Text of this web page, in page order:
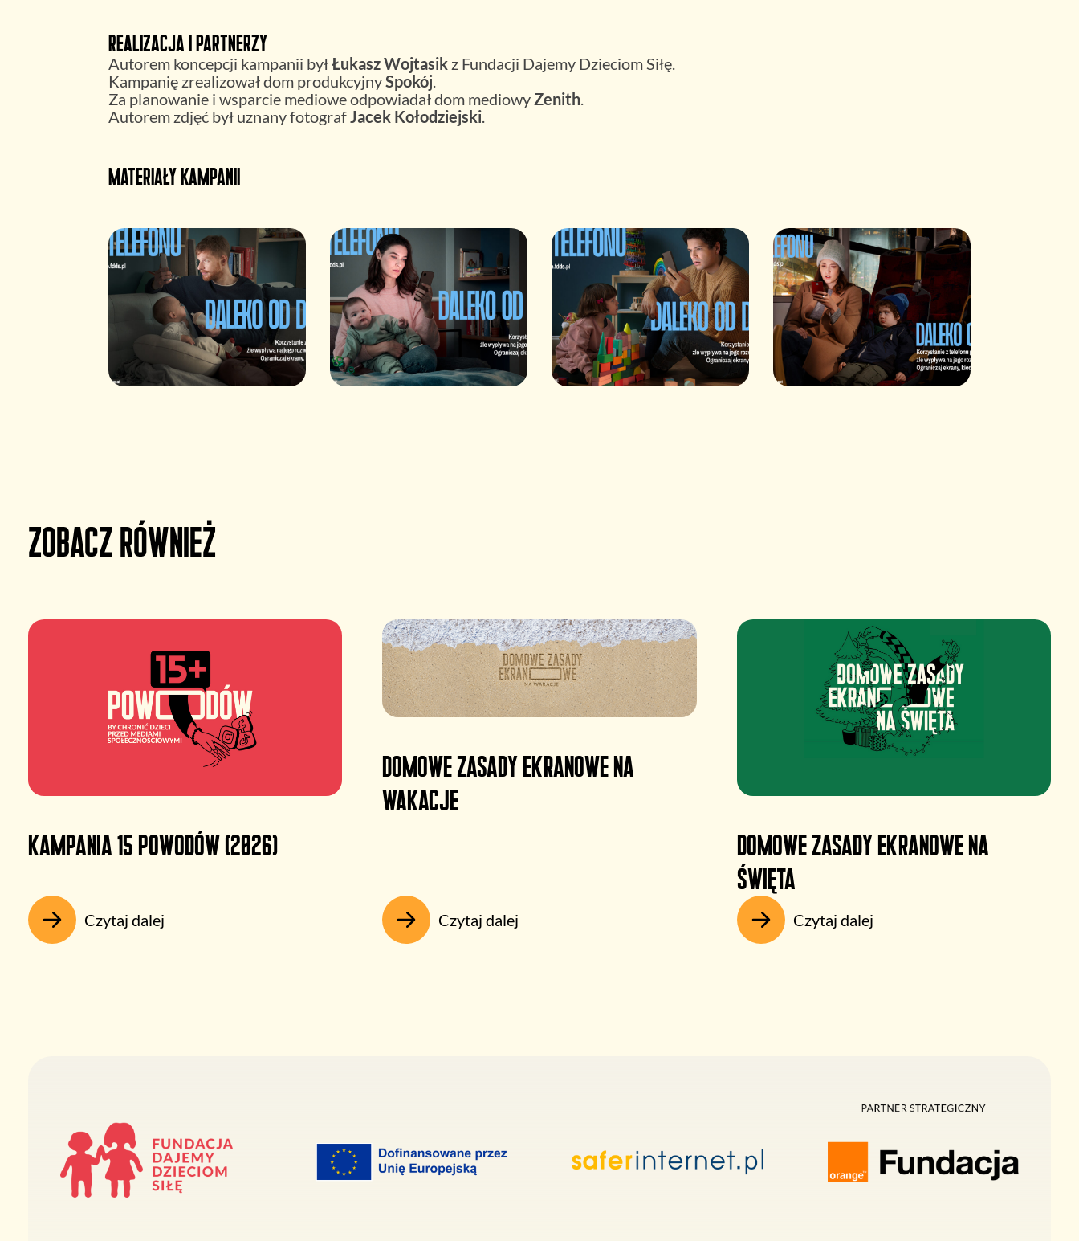
Realizacja i partnerzy
Autorem koncepcji kampanii byłŁukasz Wojtasik z Fundacji Dajemy Dzieciom Siłę.
Kampanię zrealizował dom produkcyjnySpokój.
Za planowanie i wsparcie mediowe odpowiadał dom mediowyZenith.
Autorem zdjęć był uznany fotografJacek Kołodziejski.
materiały kampanii
Zobacz również
Kampania 15 POWODÓW (2026)
Czytaj dalej
Domowe Zasady Ekranowe na
wakacje
Czytaj dalej
Domowe Zasady Ekranowe na
święta
Czytaj dalej